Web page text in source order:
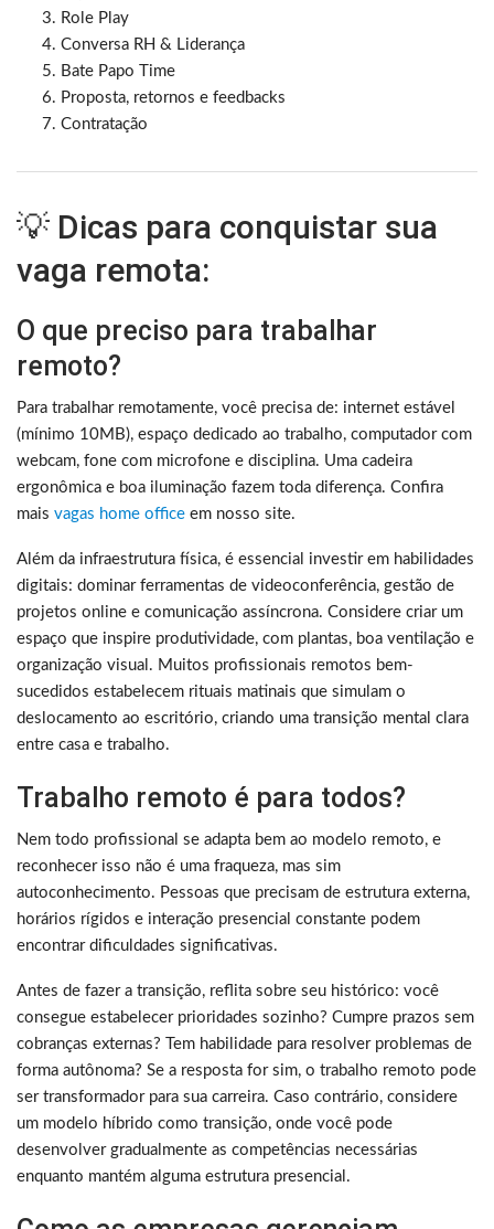
Role Play
Conversa RH & Liderança
Bate Papo Time
Proposta, retornos e feedbacks
Contratação
💡 Dicas para conquistar sua
vaga remota:
O que preciso para trabalhar
remoto?
Para trabalhar remotamente, você precisa de: internet estável
(mínimo 10MB), espaço dedicado ao trabalho, computador com
webcam, fone com microfone e disciplina. Uma cadeira
ergonômica e boa iluminação fazem toda diferença. Confira
mais vagas home office em nosso site.
Além da infraestrutura física, é essencial investir em habilidades
digitais: dominar ferramentas de videoconferência, gestão de
projetos online e comunicação assíncrona. Considere criar um
espaço que inspire produtividade, com plantas, boa ventilação e
organização visual. Muitos profissionais remotos bem-
sucedidos estabelecem rituais matinais que simulam o
deslocamento ao escritório, criando uma transição mental clara
entre casa e trabalho.
Trabalho remoto é para todos?
Nem todo profissional se adapta bem ao modelo remoto, e
reconhecer isso não é uma fraqueza, mas sim
autoconhecimento. Pessoas que precisam de estrutura externa,
horários rígidos e interação presencial constante podem
encontrar dificuldades significativas.
Antes de fazer a transição, reflita sobre seu histórico: você
consegue estabelecer prioridades sozinho? Cumpre prazos sem
cobranças externas? Tem habilidade para resolver problemas de
forma autônoma? Se a resposta for sim, o trabalho remoto pode
ser transformador para sua carreira. Caso contrário, considere
um modelo híbrido como transição, onde você pode
desenvolver gradualmente as competências necessárias
enquanto mantém alguma estrutura presencial.